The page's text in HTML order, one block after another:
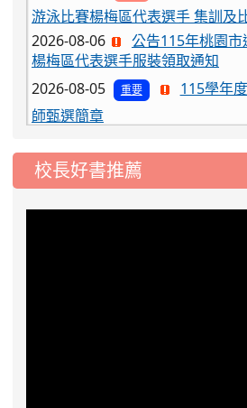
2026-08-06
公告115年桃園市
楊梅區代表選手服裝領取通知
2026-08-05
重要
115學年
師甄選簡章
2026-08-03
重要
115學年
態編班結果公告
2026-07-31
公告
校長好書推薦